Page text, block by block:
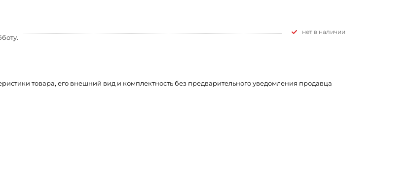
Нет в наличии
товара, его внешний вид и комплектность без предварительного уведомления продавца